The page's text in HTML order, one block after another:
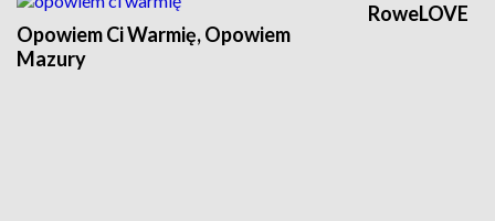
Opowiem Ci Warmię, Opowiem
Mazury
RoweLOVE